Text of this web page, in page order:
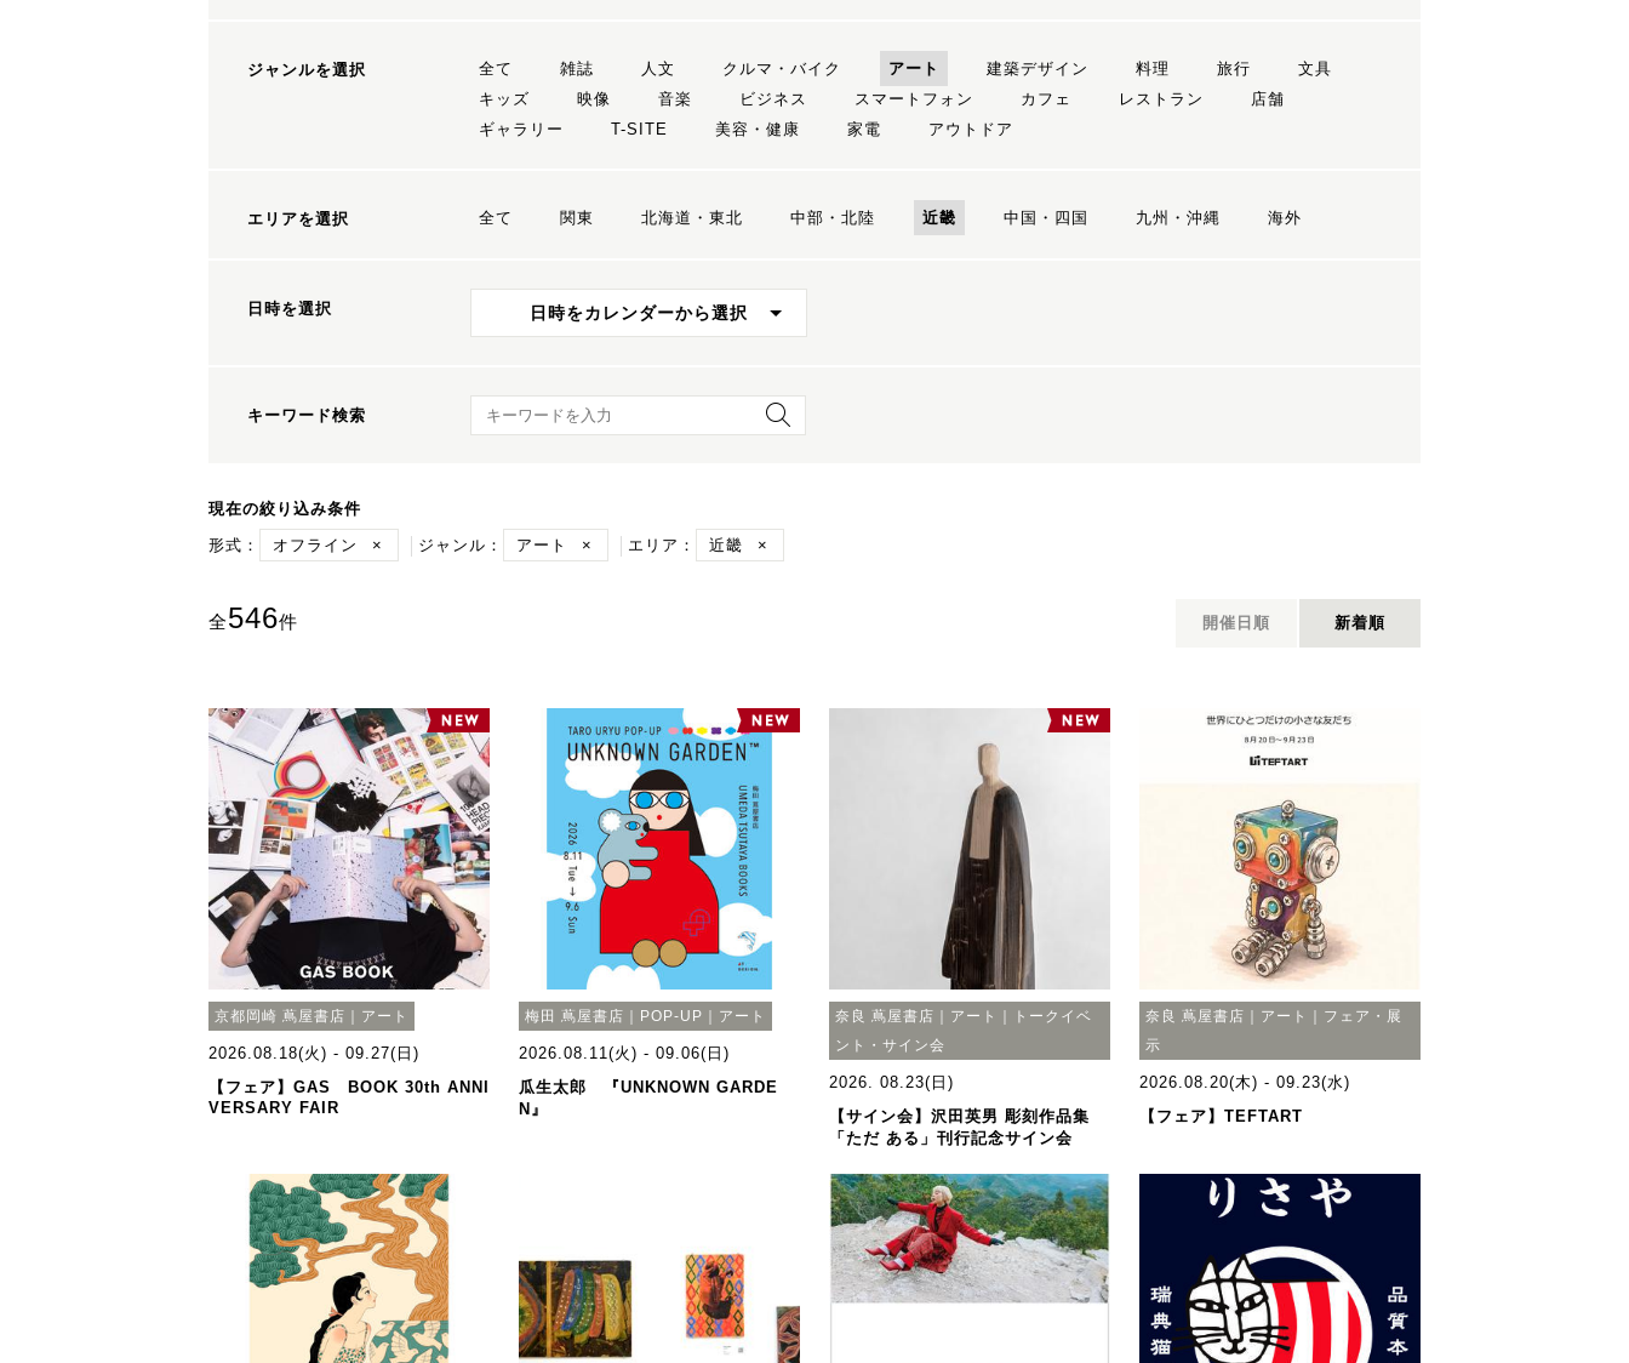
ジャンルを選択 全て 雑誌 人文 クルマ・バイク アート 建築デザイン 料理 旅行
文具
キッズ
映像 音楽 ビジネス スマートフォン カフェ レストラン
店舗
ギャラリー
T-SITE 美容・健康 家電 アウトドア
エリアを選択 全て 関東 北海道・東北 中部・北陸 近畿 中国・四国 九州・沖縄 海外
日時を選択 日時をカレンダーから選択
キーワード検索 キーワード検索
現在の絞り込み条件
形式：
オフライン × ジャンル： アート × エリア： 近畿 ×
全546件 開催日順 新着順
京都岡崎 蔦屋書店｜アート
2026.08.18(火) - 09.27(日)
【フェア】GAS BOOK 30th ANNI
VERSARY FAIR
梅田 蔦屋書店｜POP-UP｜アート
2026.08.11(火) - 09.06(日)
瓜生太郎 『UNKNOWN GARDE
N』
奈良 蔦屋書店｜アート｜トークイベ
ント・サイン会
2026. 08.23(日)
【サイン会】沢田英男 彫刻作品集
「ただ ある」刊行記念サイン会
奈良 蔦屋書店｜アート｜フェア・展
示
2026.08.20(木) - 09.23(水)
【フェア】TEFTART